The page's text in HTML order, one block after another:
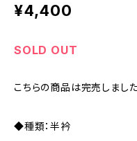
¥4,400
SOLD OUT
こちらの商品は完売しました
◆種類：半衿